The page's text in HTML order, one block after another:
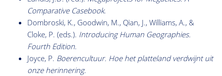
Comparative Casebook.
Dombroski, K., Goodwin, M., Qian, J., Williams, A., &
Cloke, P. (eds.). Introducing Human Geographies.
Fourth Edition.
Joyce, P. Boerencultuur. Hoe het platteland verdwijnt uit
onze herinnering.